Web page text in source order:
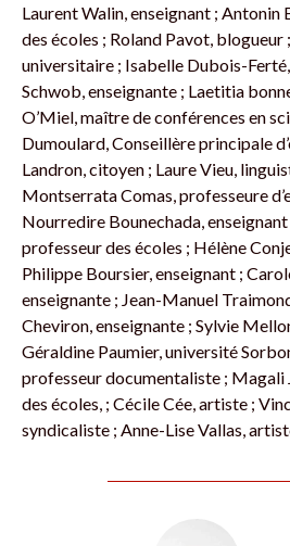
Laurent Walin, enseignant ; Antonin
des écoles ; Roland Pavot, blogueur
universitaire ; Isabelle Dubois-
Schwob, enseignante ; Laetitia
O’Miel, maître de conférences en
Dumoulard, Conseillère principale
Landron, citoyen ; Laure Vieu,
Montserrata Comas, professeure
Nourredire Bounechada,
professeur des écoles ; Hélène
Philippe Boursier, enseignant ;
enseignante ; Jean-Manuel
Cheviron, enseignante ; Sylvie
Géraldine Paumier, université
professeur documentaliste ; Magali
des écoles, ; Cécile Cée, artiste ;
syndicaliste ; Anne-Lise Vallas,